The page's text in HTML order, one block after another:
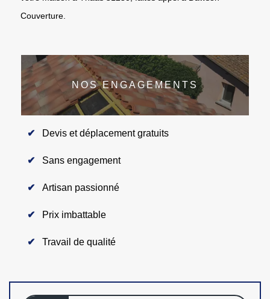
Couverture.
NOS ENGAGEMENTS
Devis et déplacement gratuits
Sans engagement
Artisan passionné
Prix imbattable
Travail de qualité